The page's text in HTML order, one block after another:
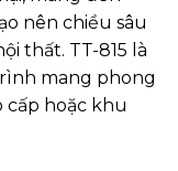
nên chiều sâu
thất. TT-815 là
mang phong
cấp hoặc khu